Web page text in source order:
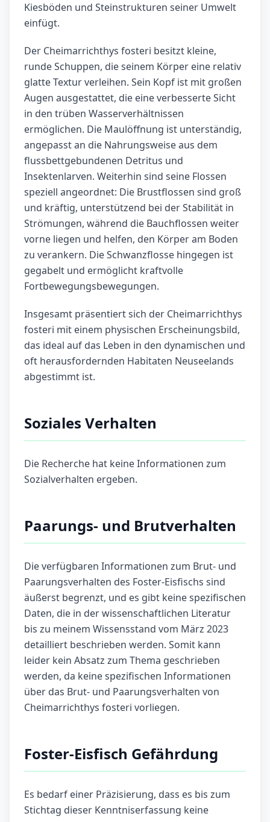
Kiesböden und Steinstrukturen seiner Umwelt
einfügt.
Der Cheimarrichthys fosteri besitzt kleine,
runde Schuppen, die seinem Körper eine relativ
glatte Textur verleihen. Sein Kopf ist mit großen
Augen ausgestattet, die eine verbesserte Sicht
in den trüben Wasserverhältnissen
ermöglichen. Die Maulöffnung ist unterständig,
angepasst an die Nahrungsweise aus dem
flussbettgebundenen Detritus und
Insektenlarven. Weiterhin sind seine Flossen
speziell angeordnet: Die Brustflossen sind groß
und kräftig, unterstützend bei der Stabilität in
Strömungen, während die Bauchflossen weiter
vorne liegen und helfen, den Körper am Boden
zu verankern. Die Schwanzflosse hingegen ist
gegabelt und ermöglicht kraftvolle
Fortbewegungsbewegungen.
Insgesamt präsentiert sich der Cheimarrichthys
fosteri mit einem physischen Erscheinungsbild,
das ideal auf das Leben in den dynamischen und
oft herausfordernden Habitaten Neuseelands
abgestimmt ist.
Soziales Verhalten
Die Recherche hat keine Informationen zum
Sozialverhalten ergeben.
Paarungs- und Brutverhalten
Die verfügbaren Informationen zum Brut- und
Paarungsverhalten des Foster-Eisfischs sind
äußerst begrenzt, und es gibt keine spezifischen
Daten, die in der wissenschaftlichen Literatur
bis zu meinem Wissensstand vom März 2023
detailliert beschrieben werden. Somit kann
leider kein Absatz zum Thema geschrieben
werden, da keine spezifischen Informationen
über das Brut- und Paarungsverhalten von
Cheimarrichthys fosteri vorliegen.
Foster-Eisfisch Gefährdung
Es bedarf einer Präzisierung, dass es bis zum
Stichtag dieser Kenntniserfassung keine